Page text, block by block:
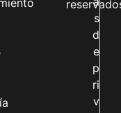
s
d
e
p
ri
v